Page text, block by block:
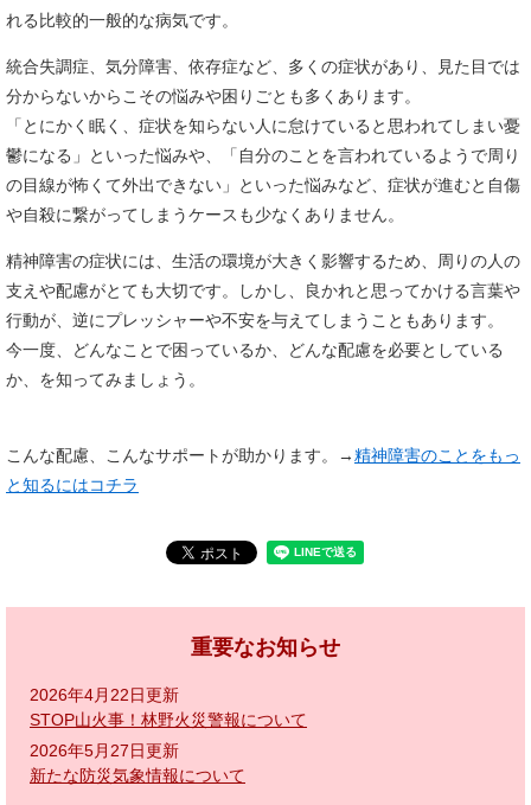
れる比較的一般的な病気です。
統合失調症、気分障害、依存症など、多くの症状があり、見た目では
分からないからこその悩みや困りごとも多くあります。
「とにかく眠く、症状を知らない人に怠けていると思われてしまい憂
鬱になる」といった悩みや、「自分のことを言われているようで周り
の目線が怖くて外出できない」といった悩みなど、症状が進むと自傷
や自殺に繋がってしまうケースも少なくありません。
精神障害の症状には、生活の環境が大きく影響するため、周りの人の
支えや配慮がとても大切です。しかし、良かれと思ってかける言葉や
行動が、逆にプレッシャーや不安を与えてしまうこともあります。
今一度、どんなことで困っているか、どんな配慮を必要としている
か、を知ってみましょう。
こんな配慮、こんなサポートが助かります。→精神障害のことをもっ
と知るにはコチラ
重要なお知らせ
2026年4月22日更新
STOP山火事！林野火災警報について
2026年5月27日更新
新たな防災気象情報について